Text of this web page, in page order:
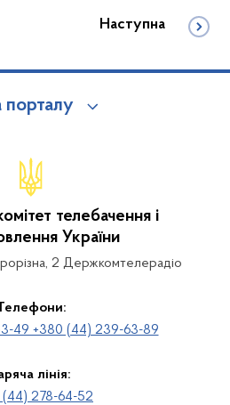
Наступна
порталу
телебачення і
України
2 Держкомтелерадіо
49 +380 (44) 239-63-89
лінія:
(44) 278-64-52